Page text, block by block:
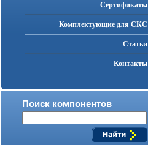
Cертификаты
Комплектующие для СКС
Статьи
Контакты
Поиск компонентов